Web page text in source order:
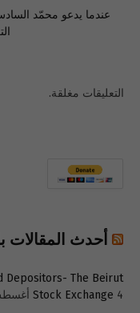
عندما يدعو محمّد
التعليقات مغلقة.
أحدث المقالات
Depositors- The Beirut
Stock Exchange 4 أغسطس 2026